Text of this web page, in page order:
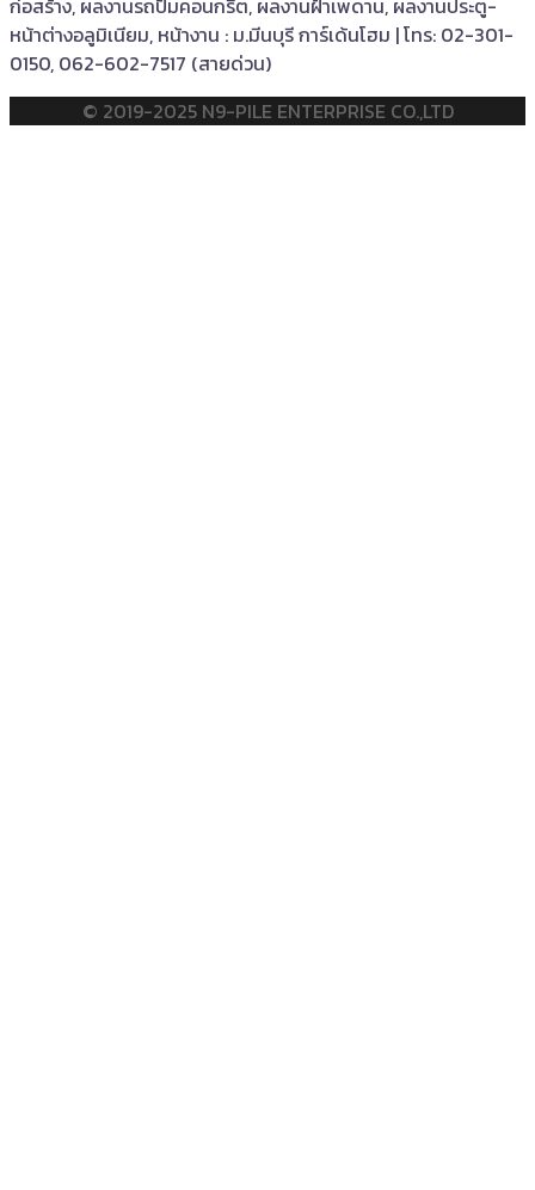
ก่อสร้าง, ผลงานรถปั๊มคอนกรีต, ผลงานฝ้าเพดาน, ผลงานประตู-
หน้าต่างอลูมิเนียม, หน้างาน : ม.มีนบุรี การ์เด้นโฮม | โทร: 02-301-
0150, 062-602-7517 (สายด่วน)
© 2019-2025 N9-PILE ENTERPRISE CO.,LTD